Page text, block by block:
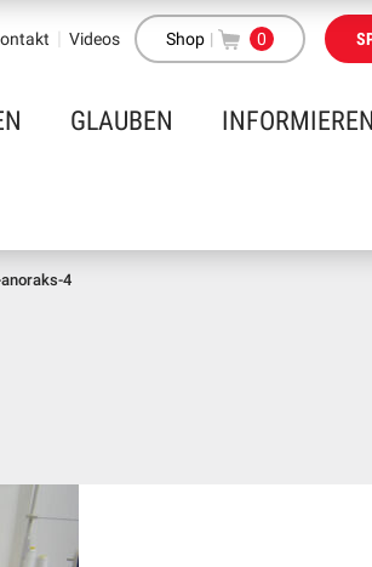
Videos Shop | 0
GLAUBEN INFORMIEREN
4